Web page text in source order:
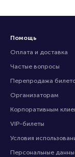
Помощь
Оплата и доставка
Частые вопросы
Перепродажа
Организаторам
Корпоративным
VIP-билеты
Условия
Персональные